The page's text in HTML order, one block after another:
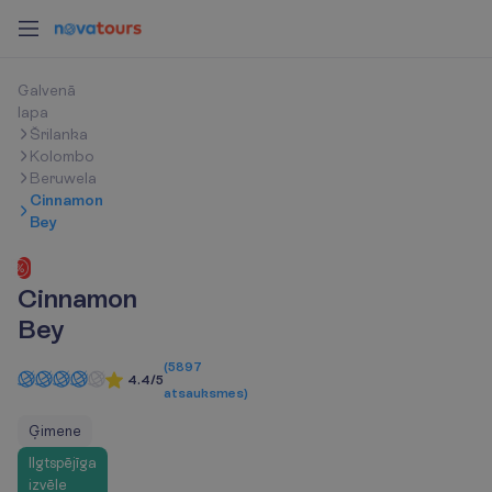
Galvenā
lapa
Šrilanka
Kolombo
Beruwela
Cinnamon
Bey
Cinnamon
Bey
4.4/5
(5897
atsauksmes)
Ģimene
Ilgtspējīga
izvēle